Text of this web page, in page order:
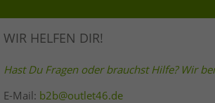
WIR HELFEN DIR!
Hast Du Fragen oder brauchst Hilfe? Wir
E-Mail: b2b@outlet46.de